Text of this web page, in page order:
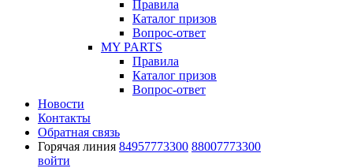
Правила
Каталог призов
Вопрос-ответ
MY PARTS
Правила
Каталог призов
Вопрос-ответ
Новости
Контакты
Обратная связь
Горячая линия 84957773300 88007773300
войти